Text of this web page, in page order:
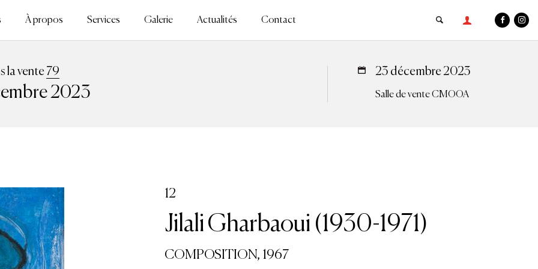
À propos Services Galerie Actualités Contact
la vente 79
2023
23 décembre 2023
Salle de vente CMOOA
12
Jilali Gharbaoui (1930-1971)
COMPOSITION, 1967